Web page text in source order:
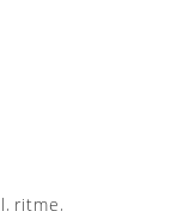
, ritme,